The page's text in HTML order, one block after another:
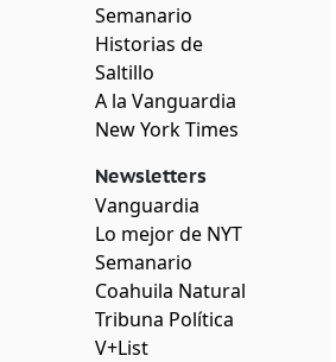
Semanario
Historias de
Saltillo
A la Vanguardia
New York Times
Newsletters
Vanguardia
Lo mejor de NYT
Semanario
Coahuila Natural
Tribuna Política
V+List